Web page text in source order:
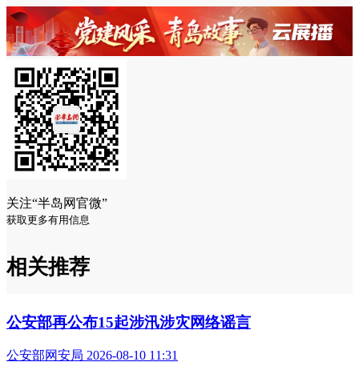
关注“半岛网官微”
获取更多有用信息
相关推荐
公安部再公布15起涉汛涉灾网络谣言
公安部网安局 2026-08-10 11:31